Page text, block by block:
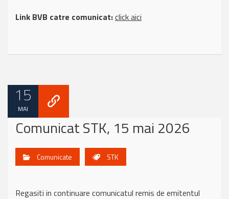
Link BVB catre comunicat:click aici
15
MAI
Comunicat STK, 15 mai 2026
Comunicate STK
Regasiti in continuare comunicatul remis de emitentul